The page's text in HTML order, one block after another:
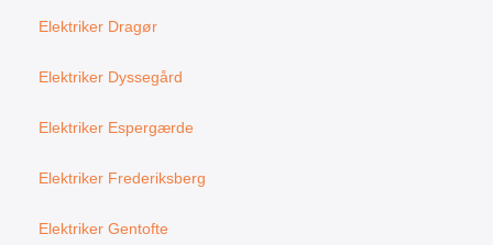
Elektriker Dragør
Elektriker Dyssegård
Elektriker Espergærde
Elektriker Frederiksberg
Elektriker Gentofte